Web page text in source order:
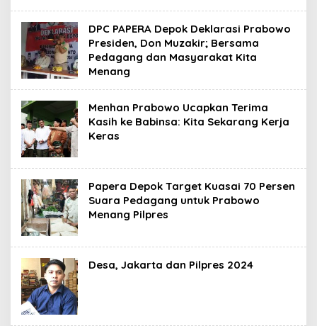
DPC PAPERA Depok Deklarasi Prabowo
Presiden, Don Muzakir; Bersama
Pedagang dan Masyarakat Kita
Menang
Menhan Prabowo Ucapkan Terima
Kasih ke Babinsa: Kita Sekarang Kerja
Keras
Papera Depok Target Kuasai 70 Persen
Suara Pedagang untuk Prabowo
Menang Pilpres
Desa, Jakarta dan Pilpres 2024